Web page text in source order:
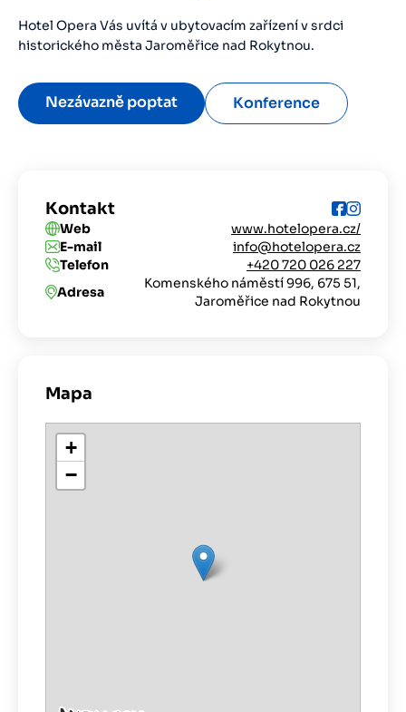
Hotel Opera Vás uvítá v ubytovacím zařízení v srdci
historického města Jaroměřice nad Rokytnou.
Nezávazně poptat Konference
Kontakt
Web
www.hotelopera.cz/
E-mail
info@hotelopera.cz
Telefon
+420 720 026 227
Adresa
Komenského náměstí 996, 675 51,
Jaroměřice nad Rokytnou
Mapa
+
−